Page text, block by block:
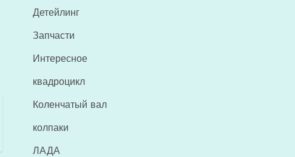
Детейлинг
Запчасти
Интересное
квадроцикл
Коленчатый вал
колпаки
ЛАДА